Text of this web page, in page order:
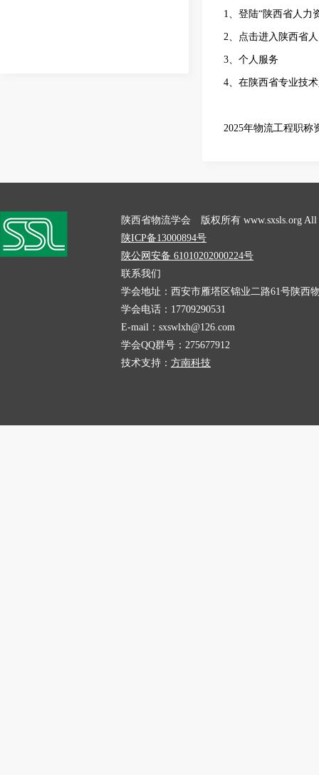
1、登陆“陕西省人力
2、点击进入陕西省
3、个人服务
4、在陕西省专业技
2025年物流工程职称
陕西省物流学会 版权所有 www.sxsls.org All
陕ICP备13000894号
陕公网安备 61010202000224号
联系我们
学会地址：西安市雁塔区锦业二路61号陕西
学会电话：17709290531
E-mail：sxswlxh@126.com
学会QQ群号：275677912
技术支持： 方南科技